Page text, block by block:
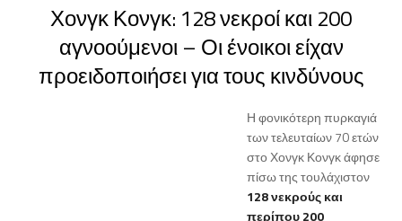
Χονγκ Κονγκ: 128 νεκροί και 200
αγνοούμενοι – Οι ένοικοι είχαν
προειδοποιήσει για τους κινδύνους
Η φονικότερη πυρκαγιά
των τελευταίων 70 ετών
στο Χονγκ Κονγκ άφησε
πίσω της τουλάχιστον
128 νεκρούς και
περίπου 200